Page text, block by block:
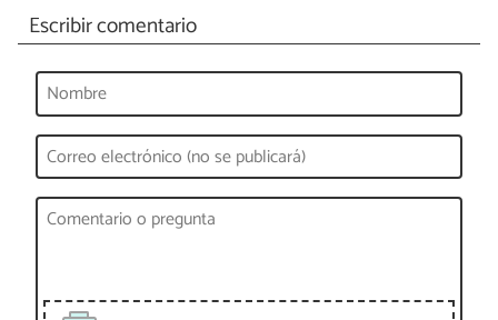
Escribir comentario